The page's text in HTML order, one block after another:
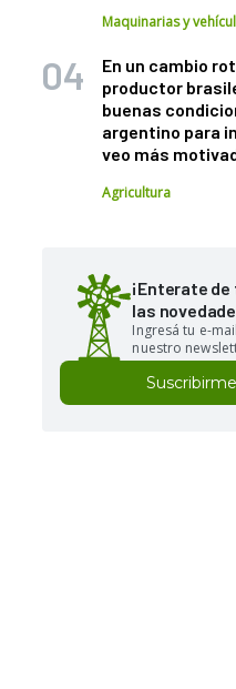
Maquinarias y
En un cambio
productor
buenas
argentino para
veo más
Agricultura
¡Enterate
las
Ingresá tu e-
nuestro
Suscribirme